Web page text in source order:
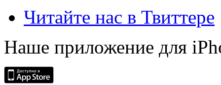
Читайте нас в Твиттере
Наше приложение для